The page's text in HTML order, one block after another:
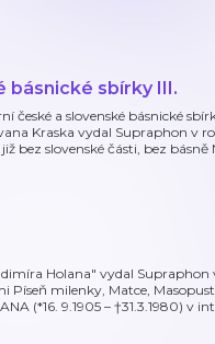
básnické sbírky III.
české a slovenské básnické
Kraska vydal Supraphon v
bez slovenské části, bez básně
Holana" vydal Supraphon
Píseň milenky, Matce,
(*16. 9.1905 – †31.3.1980) v